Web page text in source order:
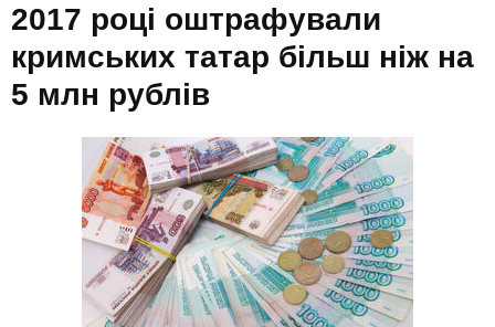
2017 році оштрафували
кримських татар більш ніж на
5 млн рублів